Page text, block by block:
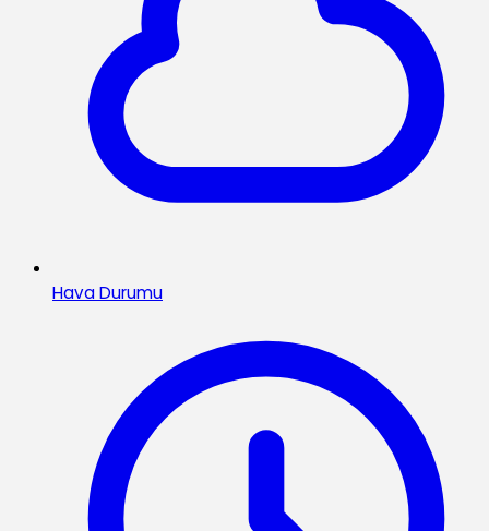
Hava Durumu